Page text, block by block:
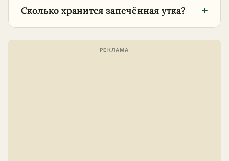
Сколько хранится запечённая утка? +